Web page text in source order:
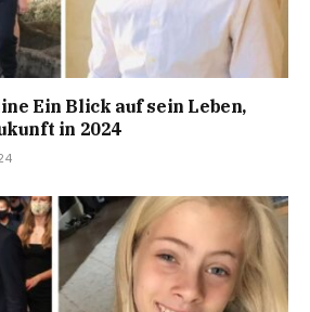
Ein Blick auf sein Leben,
in 2024